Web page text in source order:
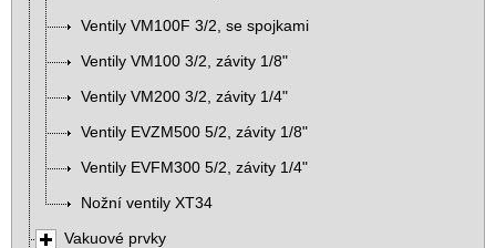
Ventily VM100F 3/2, se spojkami
Ventily VM100 3/2, závity 1/8"
Ventily VM200 3/2, závity 1/4"
Ventily EVZM500 5/2, závity 1/8"
Ventily EVFM300 5/2, závity 1/4"
Nožní ventily XT34
Vakuové prvky